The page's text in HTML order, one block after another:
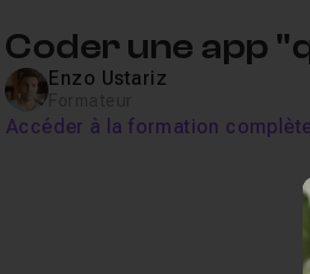
Coder une app
Enzo Ustariz
Accéder à la formation